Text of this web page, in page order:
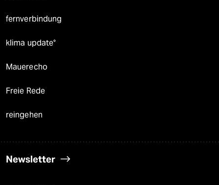
fernverbindung
klima update°
Mauerecho
Freie Rede
reingehen
Newsletter